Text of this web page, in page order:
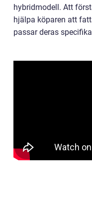
hybridmodell. Att
hjälpa köparen att
passar deras